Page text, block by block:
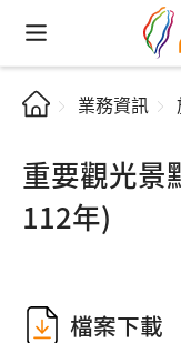
業務資訊
重要觀光景
112年)
檔案下載